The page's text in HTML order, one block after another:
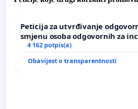
Peticija za utvrđivanje
smjenu osoba odgovornih za
u Zoološkom vrtu Grada Zagreba
4 162 potpis(a)
Obavijest o transparentnosti